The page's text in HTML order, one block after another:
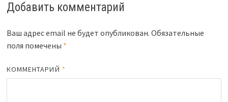
Добавить комментарий
Ваш адрес email не будет опубликован. Обязательные
поля помечены *
КОММЕНТАРИЙ *